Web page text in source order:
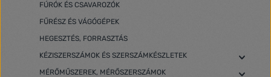
FÚRÓK ÉS CSAVAROZÓK
FŰRÉSZ ÉS VÁGÓGÉPEK
HEGESZTÉS, FORRASZTÁS
KÉZISZERSZÁMOK ÉS SZERSZÁMKÉSZLETEK
MÉRŐMŰSZEREK, MÉRŐSZERSZÁMOK